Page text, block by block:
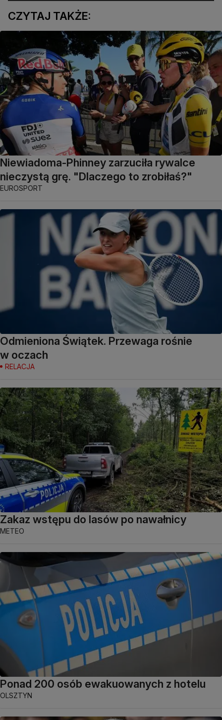
CZYTAJ TAKŻE:
Niewiadoma-Phinney zarzuciła rywalce
nieczystą grę. "Dlaczego to zrobiłaś?"
EUROSPORT
Odmieniona Świątek. Przewaga rośnie
w oczach
RELACJA
Zakaz wstępu do lasów po nawałnicy
METEO
Ponad 200 osób ewakuowanych z hotelu
OLSZTYN